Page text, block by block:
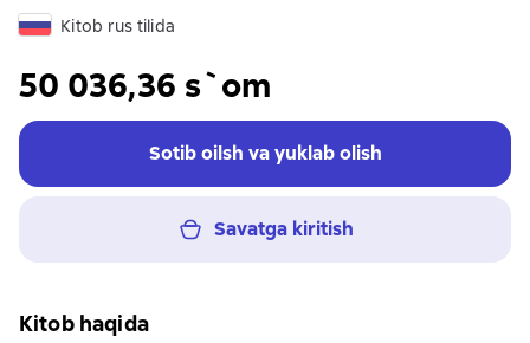
Kitob rus tilida
50 036,36 s`om
Sotib oilsh va yuklab olish
Savatga kiritish
Kitob haqida